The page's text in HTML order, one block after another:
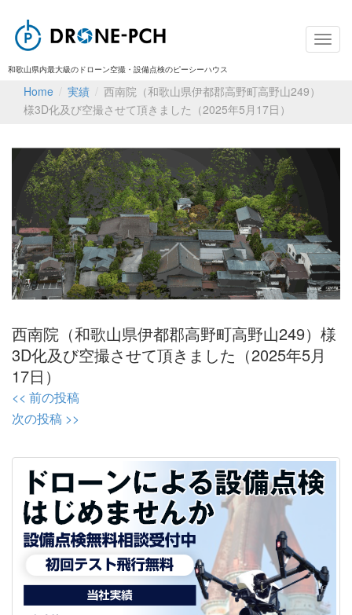
和歌山県内最大級のドローン空撮・設備点検のピーシーハウス
Home / 実績 / 西南院（和歌山県伊都郡高野町高野山249）
様3D化及び空撮させて頂きました（2025年5月17日）
西南院（和歌山県伊都郡高野町高野山249）様
3D化及び空撮させて頂きました（2025年5月
17日）
投
稿
ビ
ー
シ
ョ
<< 前の投稿
次の投稿 >>